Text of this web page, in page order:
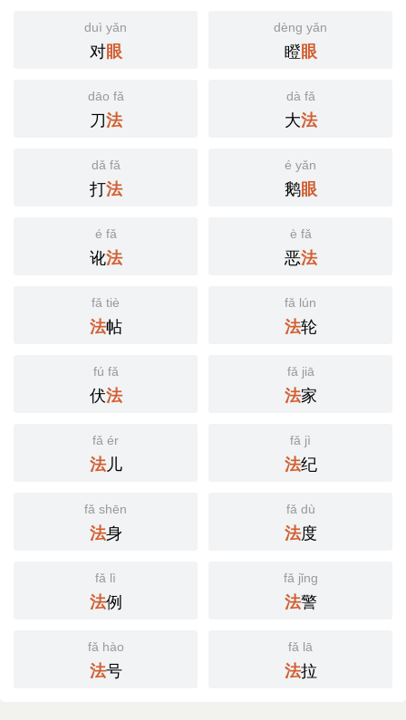
duì yǎn
对眼
dèng yǎn
瞪眼
dāo fǎ
刀法
dà fǎ
大法
dǎ fǎ
打法
é yǎn
鹅眼
é fǎ
讹法
è fǎ
恶法
fǎ tiè
法帖
fǎ lún
法轮
fú fǎ
伏法
fǎ jiā
法家
fǎ ér
法儿
fǎ jì
法纪
fǎ shēn
法身
fǎ dù
法度
fǎ lì
法例
fǎ jǐng
法警
fǎ hào
法号
fǎ lā
法拉